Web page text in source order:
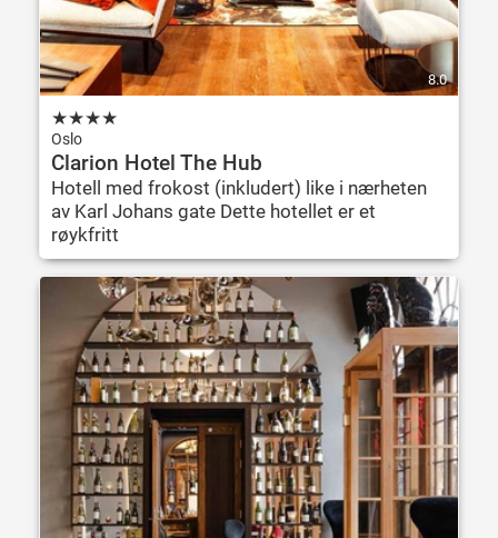
8.0
★★★★
Oslo
Clarion Hotel The Hub
Hotell med frokost (inkludert) like i nærheten
av Karl Johans gate Dette hotellet er et
røykfritt